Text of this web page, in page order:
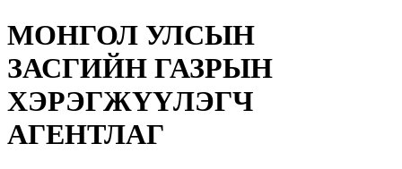
МОНГОЛ УЛСЫН
ЗАСГИЙН ГАЗРЫН
ХЭРЭГЖҮҮЛЭГЧ
АГЕНТЛАГ